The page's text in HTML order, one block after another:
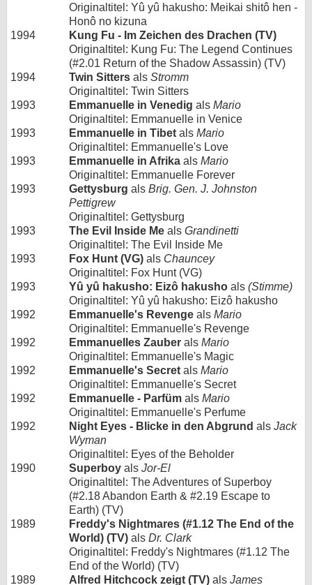
Originaltitel: Yû yû hakusho: Meikai shitô hen -
Honô no kizuna
1994
Kung Fu - Im Zeichen des Drachen (TV)
Originaltitel: Kung Fu: The Legend Continues
(#2.01 Return of the Shadow Assassin) (TV)
1994
Twin Sitters als Stromm
Originaltitel: Twin Sitters
1993
Emmanuelle in Venedig als Mario
Originaltitel: Emmanuelle in Venice
1993
Emmanuelle in Tibet als Mario
Originaltitel: Emmanuelle's Love
1993
Emmanuelle in Afrika als Mario
Originaltitel: Emmanuelle Forever
1993
Gettysburg als Brig. Gen. J. Johnston
Pettigrew
Originaltitel: Gettysburg
1993
The Evil Inside Me als Grandinetti
Originaltitel: The Evil Inside Me
1993
Fox Hunt (VG) als Chauncey
Originaltitel: Fox Hunt (VG)
1993
Yû yû hakusho: Eizô hakusho als (Stimme)
Originaltitel: Yû yû hakusho: Eizô hakusho
1992
Emmanuelle's Revenge als Mario
Originaltitel: Emmanuelle's Revenge
1992
Emmanuelles Zauber als Mario
Originaltitel: Emmanuelle's Magic
1992
Emmanuelle's Secret als Mario
Originaltitel: Emmanuelle's Secret
1992
Emmanuelle - Parfüm als Mario
Originaltitel: Emmanuelle's Perfume
1992
Night Eyes - Blicke in den Abgrund als Jack
Wyman
Originaltitel: Eyes of the Beholder
1990
Superboy als Jor-El
Originaltitel: The Adventures of Superboy
(#2.18 Abandon Earth & #2.19 Escape to
Earth) (TV)
1989
Freddy's Nightmares (#1.12 The End of the
World) (TV) als Dr. Clark
Originaltitel: Freddy's Nightmares (#1.12 The
End of the World) (TV)
1989
Alfred Hitchcock zeigt (TV) als James